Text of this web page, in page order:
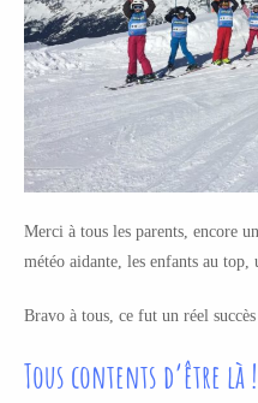
Merci à tous les parents, encore
météo aidante, les enfants au
Bravo à tous, ce fut un réel
Tous contents d’être là !